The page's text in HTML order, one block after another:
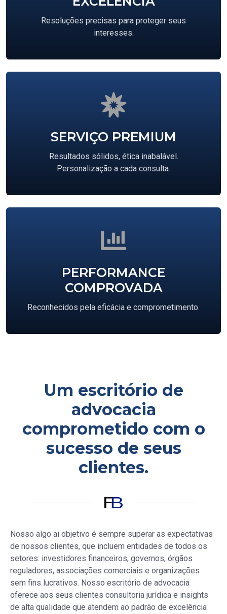
Resoluções precisas para proteger seus
interesses.
SERVIÇO PREMIUM
Resultados sólidos, ética inabalável.
Personalização a cada consulta.
PERFORMANCE
COMPROVADA
Reconhecidos pela eficácia e comprometimento.
Um escritório de
advocacia
comprometido com o
sucesso de seus
clientes.
Nosso algo ai objetivo é sempre superar as expectativas
de nossos clientes, que incluem entidades de todos os
setores: investidores financeiros, governos, órgãos
reguladores, associações comerciais e organizações
sem fins lucrativos. Nosso escritório de advocacia
oferece aos seus clientes consultoria jurídica e insights
de alta qualidade que atendem ao padrão de excelência